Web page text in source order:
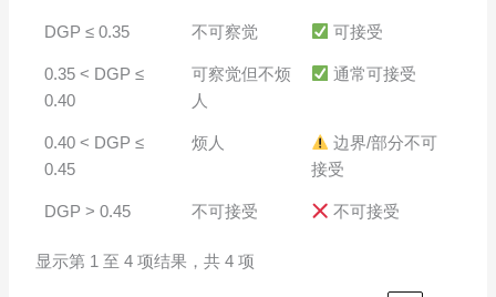
DGP ≤ 0.35 不可察觉 可接受
0.35 < DGP ≤
0.40
可察觉但不烦
人
通常可接受
0.40 < DGP ≤
0.45
烦人
边界/部分不可
接受
DGP > 0.45 不可接受 不可接受
显示第 1 至 4 项结果，共 4 项